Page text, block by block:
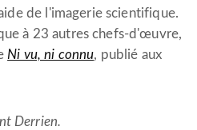
de l'imagerie scientifique.
à 23 autres chefs-d'œuvre,
Ni vu, ni connu, publié aux
Derrien.